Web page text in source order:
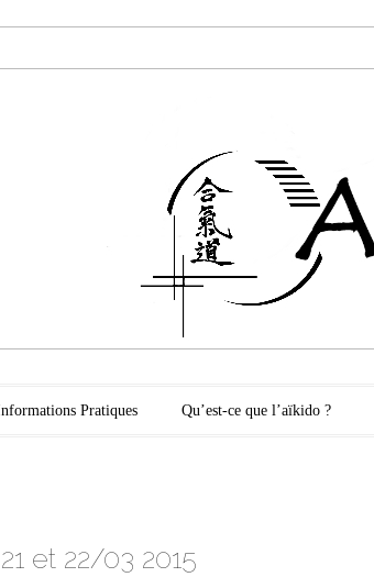
Pratiques Qu’est-ce que l’aïkido ?
et 22/03 2015